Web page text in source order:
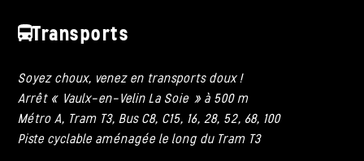
Transports
Soyez choux, venez en transports doux !
Arrêt « Vaulx-en-Velin La Soie » à 500 m
Métro A, Tram T3, Bus C8, C15, 16, 28, 52, 68, 100
Piste cyclable aménagée le long du Tram T3